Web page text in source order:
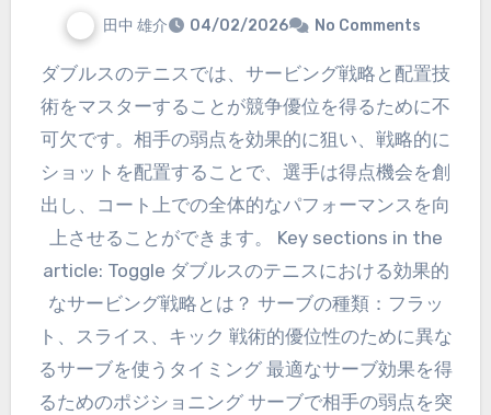
田中 雄介 04/02/2026 No Comments
ダブルスのテニスでは、サービング戦略と配置技
術をマスターすることが競争優位を得るために不
可欠です。相手の弱点を効果的に狙い、戦略的に
ショットを配置することで、選手は得点機会を創
出し、コート上での全体的なパフォーマンスを向
上させることができます。 Key sections in the
article: Toggle ダブルスのテニスにおける効果的
なサービング戦略とは？ サーブの種類：フラッ
ト、スライス、キック 戦術的優位性のために異な
るサーブを使うタイミング 最適なサーブ効果を得
るためのポジショニング サーブで相手の弱点を突